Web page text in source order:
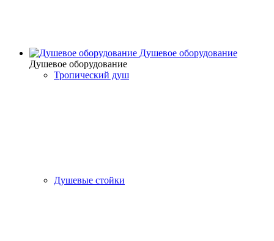
Душевое оборудование
Душевое оборудование
Тропический душ
Душевые стойки